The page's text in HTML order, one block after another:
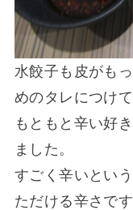
水餃子も皮がも
めのタレにつけ
もともと辛い好
ました。
すごく辛いとい
ただける辛さです